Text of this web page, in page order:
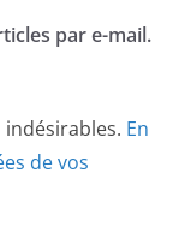
par e-mail.
En
de vos